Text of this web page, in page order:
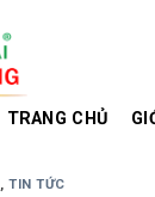
TRANG CHỦ
, TIN TỨC